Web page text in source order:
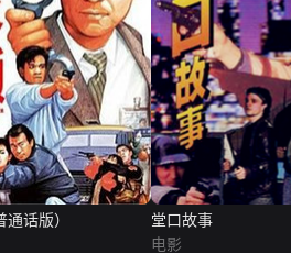
话版）
堂口故事
电影